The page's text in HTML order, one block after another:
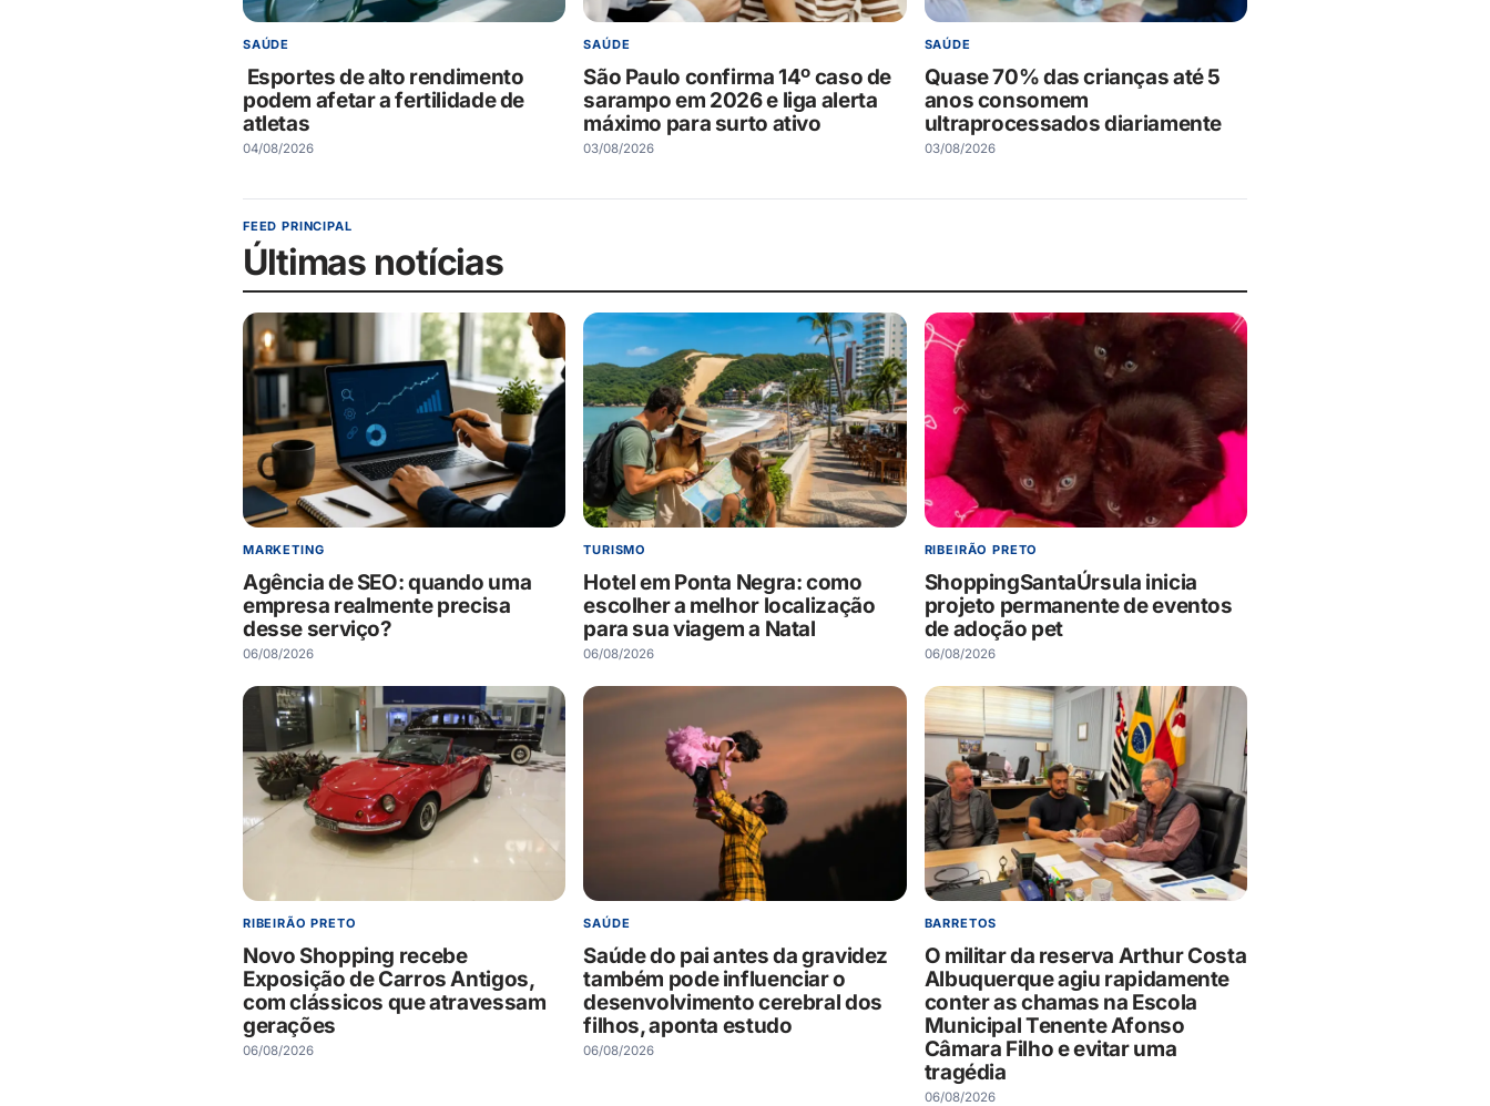
SAÚDE
Esportes de alto rendimento
podem afetar a fertilidade de
atletas
04/08/2026
SAÚDE
São Paulo confirma 14º caso de
sarampo em 2026 e liga alerta
máximo para surto ativo
03/08/2026
SAÚDE
Quase 70% das crianças até 5
anos consomem
ultraprocessados diariamente
03/08/2026
FEED PRINCIPAL
Últimas notícias
MARKETING
Agência de SEO: quando uma
empresa realmente precisa
desse serviço?
06/08/2026
TURISMO
Hotel em Ponta Negra: como
escolher a melhor localização
para sua viagem a Natal
06/08/2026
RIBEIRÃO PRETO
ShoppingSantaÚrsula inicia
projeto permanente de eventos
de adoção pet
06/08/2026
RIBEIRÃO PRETO
Novo Shopping recebe
Exposição de Carros Antigos,
com clássicos que atravessam
gerações
06/08/2026
SAÚDE
Saúde do pai antes da gravidez
também pode influenciar o
desenvolvimento cerebral dos
filhos, aponta estudo
06/08/2026
BARRETOS
O militar da reserva Arthur Costa
Albuquerque agiu rapidamente
conter as chamas na Escola
Municipal Tenente Afonso
Câmara Filho e evitar uma
tragédia
06/08/2026